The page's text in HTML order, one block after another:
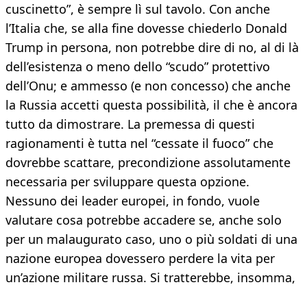
cuscinetto”, è sempre lì sul tavolo. Con anche
l’Italia che, se alla fine dovesse chiederlo Donald
Trump in persona, non potrebbe dire di no, al di là
dell’esistenza o meno dello “scudo” protettivo
dell’Onu; e ammesso (e non concesso) che anche
la Russia accetti questa possibilità, il che è ancora
tutto da dimostrare. La premessa di questi
ragionamenti è tutta nel “cessate il fuoco” che
dovrebbe scattare, precondizione assolutamente
necessaria per sviluppare questa opzione.
Nessuno dei leader europei, in fondo, vuole
valutare cosa potrebbe accadere se, anche solo
per un malaugurato caso, uno o più soldati di una
nazione europea dovessero perdere la vita per
un’azione militare russa. Si tratterebbe, insomma,